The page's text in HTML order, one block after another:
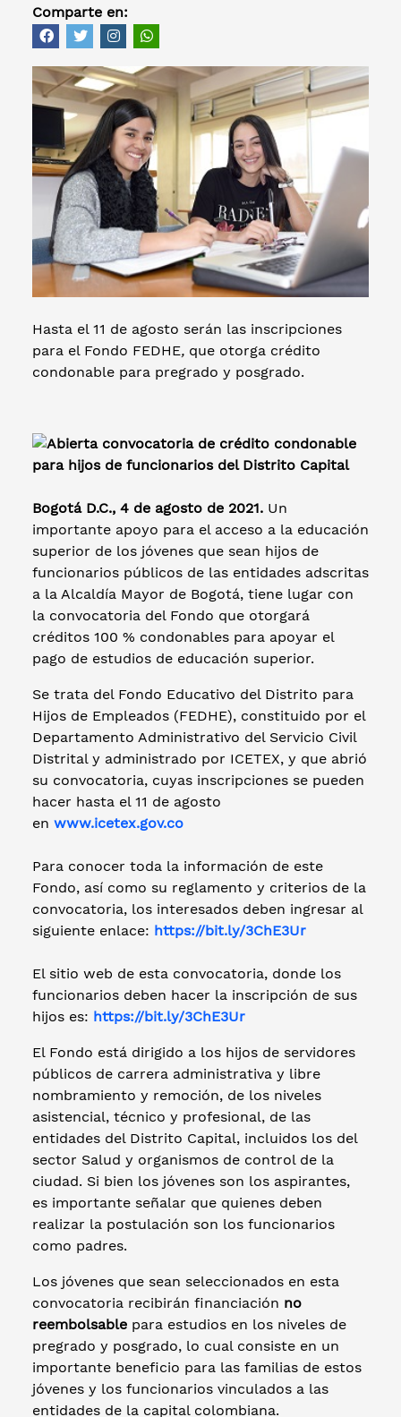
Comparte en:
Hasta el 11 de agosto serán las inscripciones
para el Fondo FEDHE, que otorga crédito
condonable para pregrado y posgrado.
Bogotá D.C., 4 de agosto de 2021. Un
importante apoyo para el acceso a la educación
superior de los jóvenes que sean hijos de
funcionarios públicos de las entidades adscritas
a la Alcaldía Mayor de Bogotá, tiene lugar con
la convocatoria del Fondo que otorgará
créditos 100 % condonables para apoyar el
pago de estudios de educación superior.
Se trata del Fondo Educativo del Distrito para
Hijos de Empleados (FEDHE), constituido por el
Departamento Administrativo del Servicio Civil
Distrital y administrado por ICETEX, y que abrió
su convocatoria, cuyas inscripciones se pueden
hacer hasta el 11 de agosto
en www.icetex.gov.co
Para conocer toda la información de este
Fondo, así como su reglamento y criterios de la
convocatoria, los interesados deben ingresar al
siguiente enlace: https://bit.ly/3ChE3Ur
El sitio web de esta convocatoria, donde los
funcionarios deben hacer la inscripción de sus
hijos es: https://bit.ly/3ChE3Ur
El Fondo está dirigido a los hijos de servidores
públicos de carrera administrativa y libre
nombramiento y remoción, de los niveles
asistencial, técnico y profesional, de las
entidades del Distrito Capital, incluidos los del
sector Salud y organismos de control de la
ciudad. Si bien los jóvenes son los aspirantes,
es importante señalar que quienes deben
realizar la postulación son los funcionarios
como padres.
Los jóvenes que sean seleccionados en esta
convocatoria recibirán financiación no
reembolsable para estudios en los niveles de
pregrado y posgrado, lo cual consiste en un
importante beneficio para las familias de estos
jóvenes y los funcionarios vinculados a las
entidades de la capital colombiana.